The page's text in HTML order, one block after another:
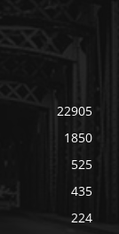
22905
1850
525
435
224